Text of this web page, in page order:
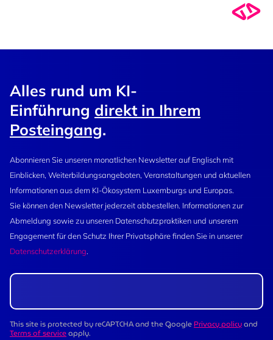
Alles rund um KI-
Einführung direkt in Ihrem
Posteingang.
Abonnieren Sie unseren monatlichen Newsletter auf Englisch mit
Einblicken, Weiterbildungsangeboten, Veranstaltungen und aktuellen
Informationen aus dem KI-Ökosystem Luxemburgs und Europas.
Sie können den Newsletter jederzeit abbestellen. Informationen zur
Abmeldung sowie zu unseren Datenschutzpraktiken und unserem
Engagement für den Schutz Ihrer Privatsphäre finden Sie in unserer
Datenschutzerklärung
This site is protected by reCAPTCHA and the GooglePrivacy policyand
Terms of serviceapply.